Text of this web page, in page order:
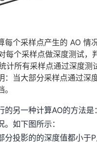
每个采样点产生的 AO 情
每个采样点做深度测试，
计所有采样点通过深度测
：当大部分采样点通过深
。
的另一种计算AO的方法
。如下图所示：
分投影的的深度值都小于